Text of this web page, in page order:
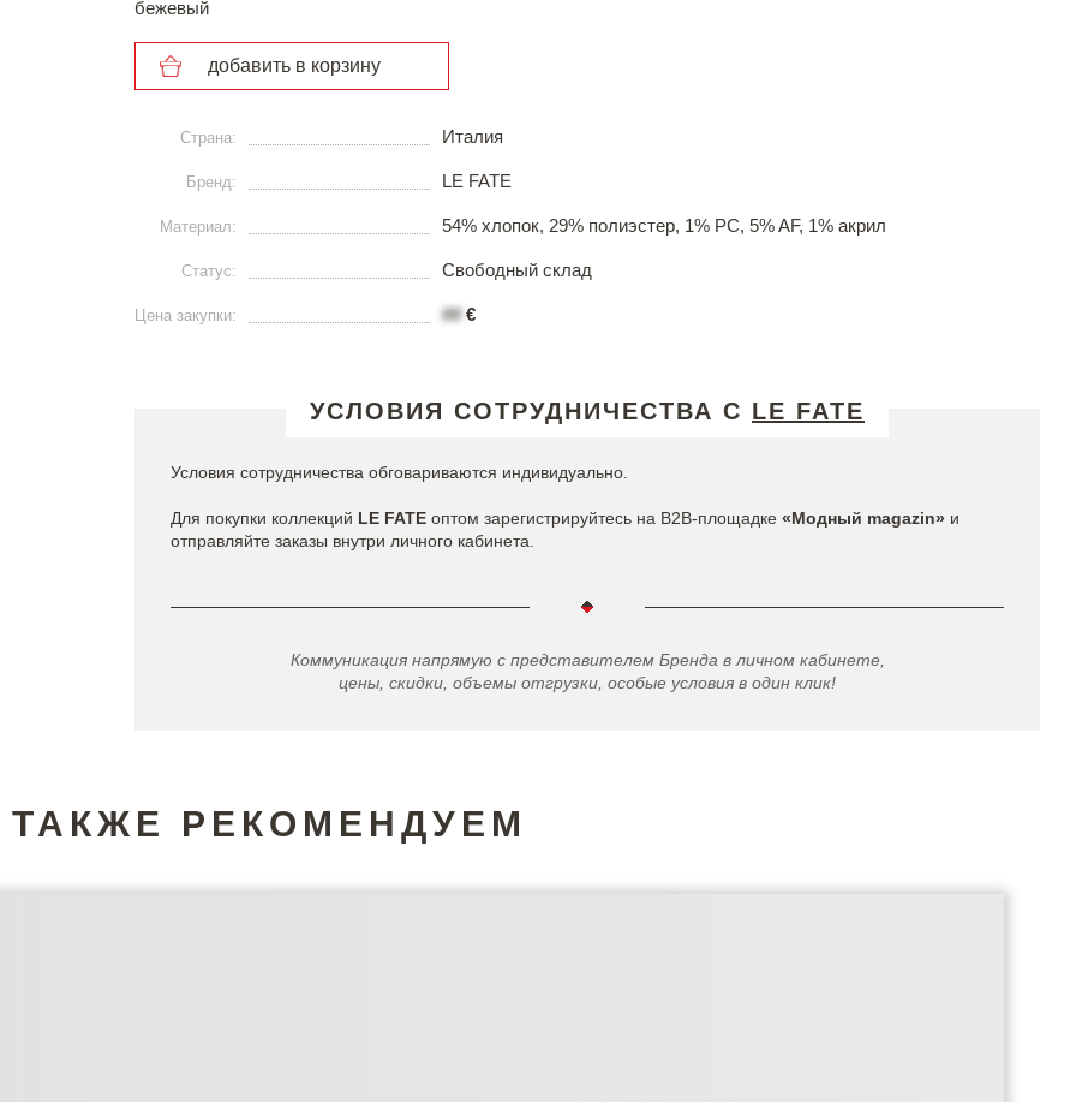
бежевый
добавить в корзину
Страна: Италия
Бренд: LE FATE
Материал: 54% хлопок, 29% полиэстер, 1% PC, 5% AF, 1% акрил
Статус: Свободный склад
Цена закупки: ##€
УСЛОВИЯ СОТРУДНИЧЕСТВА С LE FATE
Условия сотрудничества обговариваются индивидуально.
Для покупки коллекций LE FATE оптом зарегистрируйтесь на B2B-площадке «Модный magazin» и
отправляйте заказы внутри личного кабинета.
Коммуникация напрямую с представителем Бренда в личном кабинете,
цены, скидки, объемы отгрузки, особые условия в один клик!
ТАКЖЕ РЕКОМЕНДУЕМ